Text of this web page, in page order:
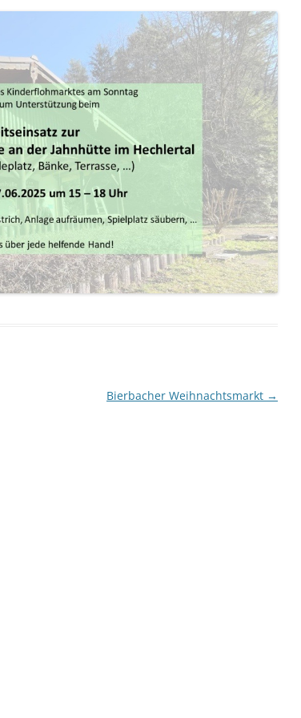
Bierbacher Weihnachtsmarkt →